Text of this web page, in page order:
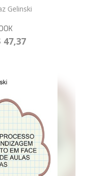
Gelinski
47,37